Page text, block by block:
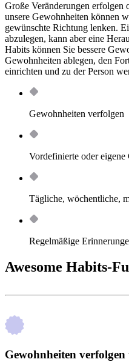
Große Veränderungen
unsere Gewohnheiten können
gewünschte Richtung lenken.
abzulegen, kann aber eine
Habits können Sie bessere
Gewohnheiten ablegen, den
einrichten und zu der Person
Gewohnheiten verfolgen
Vordefinierte oder eigene
Tägliche, wöchentliche,
Regelmäßige
Awesome Habits-
Gewohnheiten